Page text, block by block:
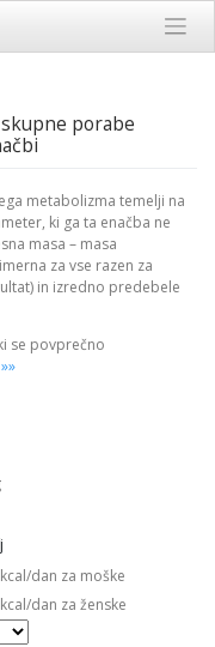
porabe
metabolizma temelji na
ki ga ta enačba ne
masa – masa
za vse razen za
in izredno predebele
se povprečno
kcal/dan za moške
kcal/dan za ženske